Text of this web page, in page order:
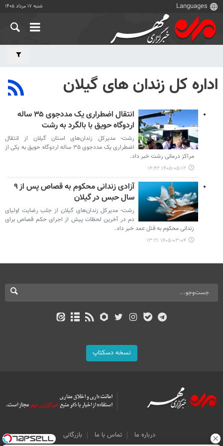
شنبه ۱۷ مرداد ۱۴۰۵
اداره کل زندان های گیلان
انتقال اضطراری یک مددجوی ۳۵ ساله
اردوگاه حویق با بالگرد به رشت
رشت- مدیرکل زندان‌های استان گیلان از انتقال
اضطراری یک مددجوی ۳۵ ساله اردوگاه حویق به یکی از
مراکز درمانی رشت خبر داد.
۱۴۰۵-۰۵-۱۲ ۱۴:۴۲
آزادی زندانی محکوم به قصاص پس از ۹
سال حبس در گیلان
رشت- مدیرکل زندان‌های گیلان از جلب رضایت اولیای
دم در آخرین لحظات پیش از اجرای حکم قصاص برای
زندانی محکوم به قتل عمد خبر داد.
۱۴۰۵-۰۳-۰۴ ۱۳:۲۱
نسخه دسکتاپ
درباره ما تماس با ما
بازرگانی